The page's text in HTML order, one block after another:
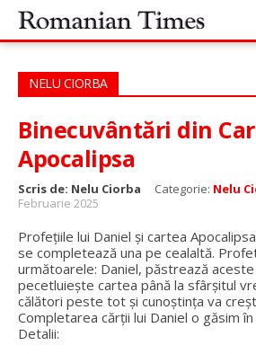
NELU CIORBA
Binecuvântări din
Apocalipsa
Scris de: Nelu Ciorba Categorie: Nelu
Februarie 2025
Profețiile lui Daniel și cartea
se completează una pe cealaltă.
următoarele: Daniel, păstrează
pecetluiește cartea până la sfârșitul
călători peste tot și cunoștința va
Completarea cărții lui Daniel o găsim
Detalii: